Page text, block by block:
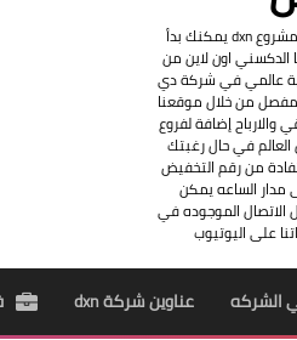
نرحب بكم في عالم الصحة والمال مشروع dxn يمكنك بدأ
اون لاين من
عالمي في شركة دي
من خلال موقعنا
والارباح إضافة لفروع
في حال رغبتك
من رقم التخفيض
على مدار الساعه يمكن
الاتصال الموجوده في
على اليوتيوب
الشركه عناوين شركة dxn